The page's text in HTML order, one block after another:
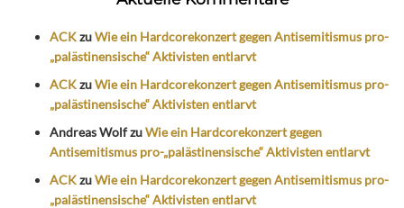
ACKzuWie ein Hardcorekonzert gegen Antisemitismus pro-
„palästinensische“ Aktivisten entlarvt
ACKzuWie ein Hardcorekonzert gegen Antisemitismus pro-
„palästinensische“ Aktivisten entlarvt
Andreas WolfzuWie ein Hardcorekonzert gegen
Antisemitismus pro-„palästinensische“ Aktivisten entlarvt
ACKzuWie ein Hardcorekonzert gegen Antisemitismus pro-
„palästinensische“ Aktivisten entlarvt